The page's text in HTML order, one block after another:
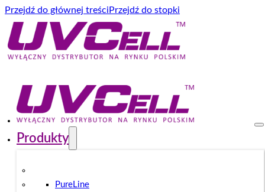
Przejdź do głównej treści Przejdź do stopki
Produkty
PureLine